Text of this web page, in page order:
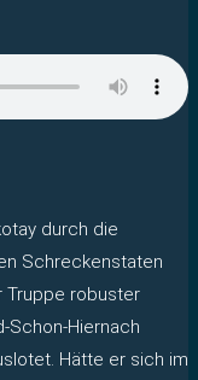
durch die
Schreckenstaten
Truppe robuster
Schon-Hiernach
Hätte er sich im